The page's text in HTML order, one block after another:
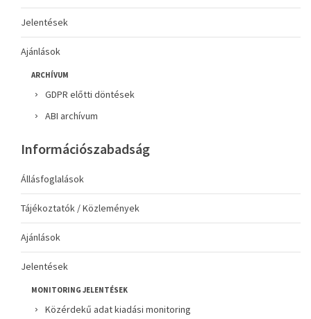
Jelentések
Ajánlások
ARCHÍVUM
GDPR előtti döntések
ABI archívum
Információszabadság
Állásfoglalások
Tájékoztatók / Közlemények
Ajánlások
Jelentések
MONITORING JELENTÉSEK
Közérdekű adat kiadási monitoring